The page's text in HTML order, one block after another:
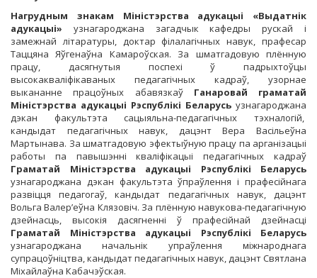
Нагрудным знакам Міністэрства адукацыі «Выдатнік
адукацыі» узнагароджана загадчык кафедры рускай і
замежнай літаратуры, доктар філалагічных навук, прафесар
Таццяна Яўгенаўна Камароўская. За шматгадовую плённую
працу, дасягнутыя поспехі ў падрыхтоўцы
высокакваліфікаваных педагагічных кадраў, узорнае
выкананне працоўных абавязкаў Ганаровай граматай
Міністэрства адукацыі Рэспублікі Беларусь узнагароджана
дэкан факультэта сацыяльна-педагагічных тэхналогій,
кандыдат педагагічных навук, дацэнт Вера Васільеўна
Мартынава. За шматгадовую эфектыўную працу па арганізацыі
работы па павышэнні кваліфікацыі педагагічных кадраў
Граматай Міністэрства адукацыі Рэспублікі Беларусь
узнагароджана дэкан факультэта ўпраўлення і прафесійнага
развіцця педагогаў, кандыдат педагагічных навук, дацэнт
Вольга Валер’еўна Клязовіч. За плённую навукова-педагагічную
дзейнасць, высокія дасягненні ў прафесійнай дзейнасці
Граматай Міністэрства адукацыі Рэспублікі Беларусь
узнагароджана начальнік упраўлення міжнароднага
супрацоўніцтва, кандыдат педагагічных навук, дацэнт Святлана
Міхайлаўна Кабачэўская.